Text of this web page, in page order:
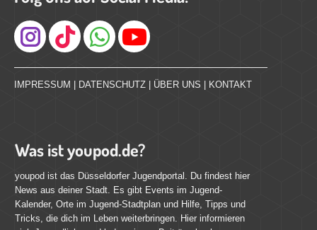
Instagram
IMPRESSUM DATENSCHUTZ ÜBER UNS KONTAKT
Was ist youpod.de?
youpod ist das Düsseldorfer Jugendportal. Du findest hier
News aus deiner Stadt. Es gibt Events im Jugend-
Kalender, Orte im Jugend-Stadtplan und Hilfe, Tipps und
Tricks, die dich im Leben weiterbringen. Hier informieren